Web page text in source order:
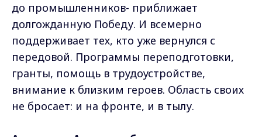
до промышленников- приближает
долгожданную Победу. И всемерно
поддерживает тех, кто уже вернулся с
передовой. Программы переподготовки,
гранты, помощь в трудоустройстве,
внимание к близким героев. Область своих
не бросает: и на фронте, и в тылу.